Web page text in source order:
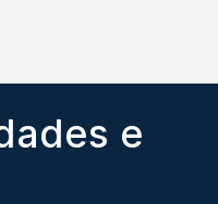
e